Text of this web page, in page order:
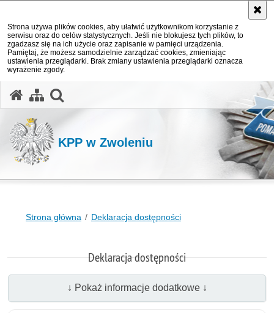
Strona używa plików cookies, aby ułatwić użytkownikom korzystanie z
serwisu oraz do celów statystycznych. Jeśli nie blokujesz tych plików, to
zgadzasz się na ich użycie oraz zapisanie w pamięci urządzenia.
Pamiętaj, że możesz samodzielnie zarządzać cookies, zmieniając
ustawienia przeglądarki. Brak zmiany ustawienia przeglądarki oznacza
wyrażenie zgody.
KPP w Zwoleniu
Strona główna Deklaracja dostępności
Deklaracja dostępności
↓ Pokaż informacje dodatkowe ↓